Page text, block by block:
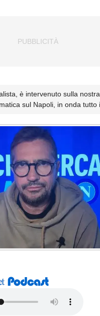
è intervenuto sulla
sul Napoli, in onda tutto